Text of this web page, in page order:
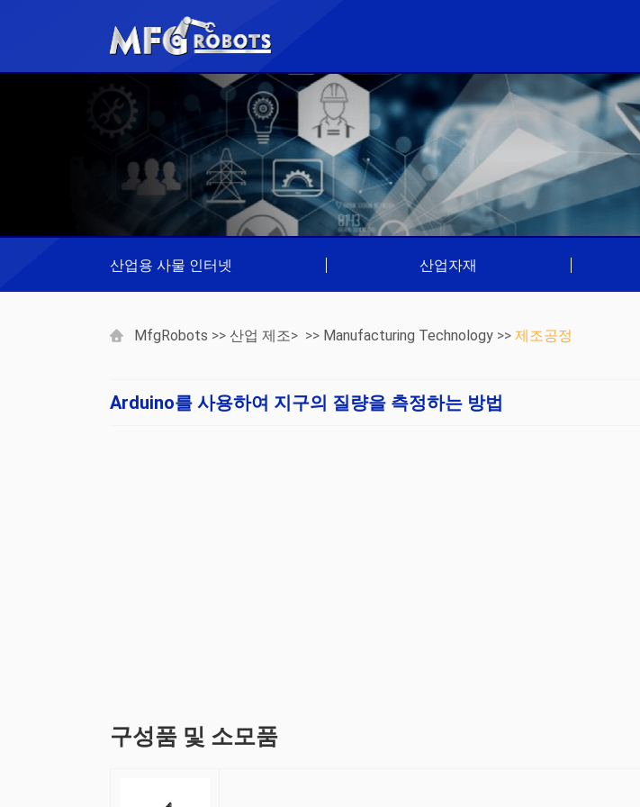
산업용 사물 인터넷 산업자재
MfgRobots >> 산업 제조> >> Manufacturing Technology >> 제조공정
Arduino를 사용하여 지구의 질량을 측정하는 방법
구성품 및 소모품